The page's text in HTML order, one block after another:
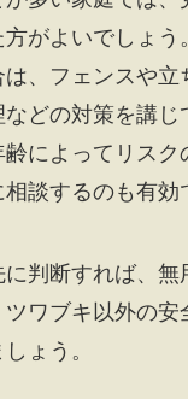
がよいでしょう
は、フェンスや立
どの対策を講じ
によってリスク
談するのも有効
判断すれば、無
ワブキ以外の安
ょう。